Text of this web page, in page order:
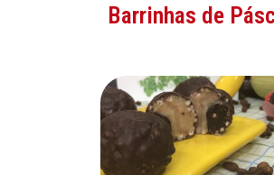
Barrinhas de